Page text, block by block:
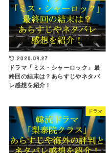
2020.09.27
ドラマ「ミス・シャーロック」最
終回の結末は？あらすじやネタバ
レ感想を紹介！
ドラマ